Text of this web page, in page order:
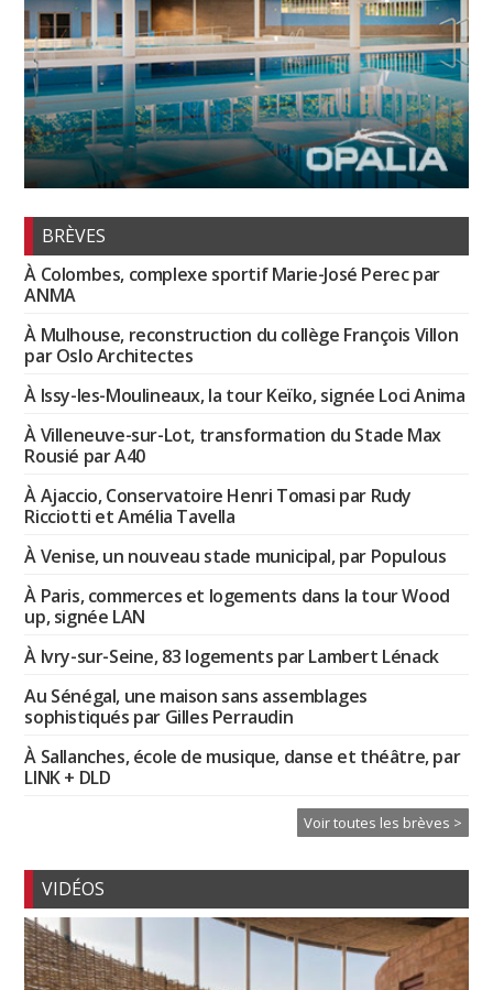
BRÈVES
À Colombes, complexe sportif Marie-José Perec par
ANMA
À Mulhouse, reconstruction du collège François Villon
par Oslo Architectes
À Issy-les-Moulineaux, la tour Keïko, signée Loci Anima
À Villeneuve-sur-Lot, transformation du Stade Max
Rousié par A40
À Ajaccio, Conservatoire Henri Tomasi par Rudy
Ricciotti et Amélia Tavella
À Venise, un nouveau stade municipal, par Populous
À Paris, commerces et logements dans la tour Wood
up, signée LAN
À Ivry-sur-Seine, 83 logements par Lambert Lénack
Au Sénégal, une maison sans assemblages
sophistiqués par Gilles Perraudin
À Sallanches, école de musique, danse et théâtre, par
LINK + DLD
Voir toutes les brèves >
VIDÉOS